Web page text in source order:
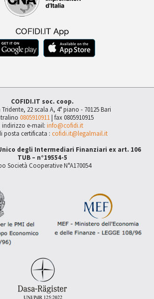
COFIDI.IT soc. coop.
22 scala A, 4° piano - 70125 Bari
0805910911| fax 0805910915
indirizzo e-mail: info@cofidi.it
posta certificata : cofidi.it@legalmail.it
degli Intermediari Finanziari ex art. 106
TUB – n°19554-5
Società Cooperative N°A170054